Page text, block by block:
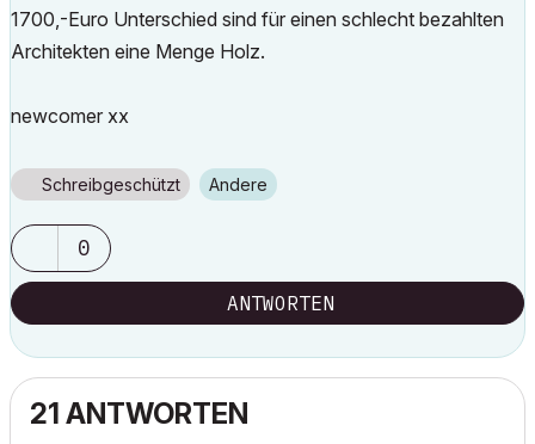
1700,-Euro Unterschied sind für einen schlecht bezahlten
Architekten eine Menge Holz.
newcomer xx
Schreibgeschützt Andere
0
ANTWORTEN
21 ANTWORTEN